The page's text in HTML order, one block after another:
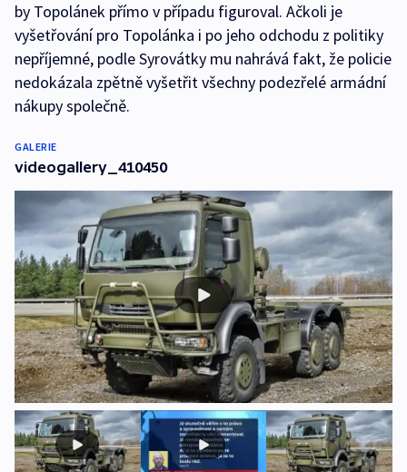
by Topolánek přímo v případu figuroval. Ačkoli je
vyšetřování pro Topolánka i po jeho odchodu z politiky
nepříjemné, podle Syrovátky mu nahrává fakt, že policie
nedokázala zpětně vyšetřit všechny podezřelé armádní
nákupy společně.
GALERIE
videogallery_410450